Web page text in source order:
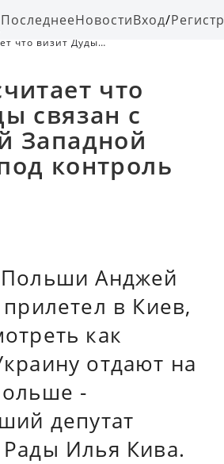
ПоследнееНовостиВход/
что визит Дуды
что
связан с
Западной
контроль
Анджей
в Киев,
как
отдают на
-
депутат
Илья Кива.